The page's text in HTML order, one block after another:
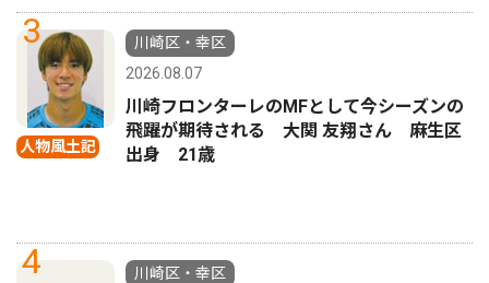
3
人物風土記
川崎区・幸区
2026.08.07
川崎フロンターレのMFとして今シーズンの
飛躍が期待される 大関 友翔さん 麻生区
出身 21歳
4
川崎区・幸区